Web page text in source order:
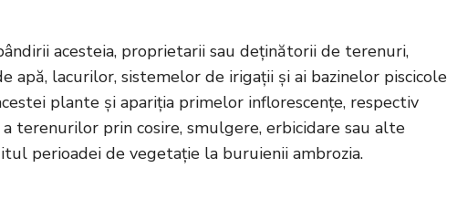
acesteia, proprietarii sau deținătorii de terenuri,
lacurilor, sistemelor de irigații și ai bazinelor piscicole
plante și apariția primelor inflorescențe, respectiv
terenurilor prin cosire, smulgere, erbicidare sau alte
perioadei de vegetație la buruienii ambrozia.